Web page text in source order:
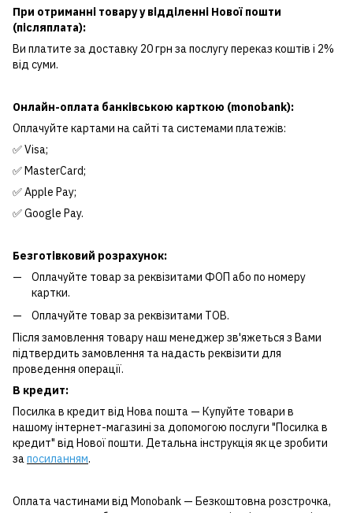
При отриманні товару у відділенні Нової пошти
(післяплата):
Ви платите за доставку 20 грн за послугу переказ коштів і 2%
від суми.
Онлайн-оплата банківською карткою (monobank):
Оплачуйте картами на сайті та системами платежів:
✅ Visa;
✅ MasterCard;
✅ Apple Pay;
✅ Google Pay.
Безготівковий розрахунок:
Оплачуйте товар за реквізитами ФОП або по номеру
картки.
Оплачуйте товар за реквізитами ТОВ.
Після замовлення товару наш менеджер зв'яжеться з Вами
підтвердить замовлення та надасть реквізити для
проведення операції.
В кредит:
Посилка в кредит від Нова пошта — Купуйте товари в
нашому інтернет-магазині за допомогою послуги "Посилка в
кредит" від Нової пошти. Детальна інструкція як це зробити
запосиланням.
Оплата частинами від Monobank — Безкоштовна розстрочка,